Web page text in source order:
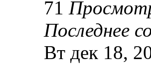
71
Последнее
Вт дек 18,